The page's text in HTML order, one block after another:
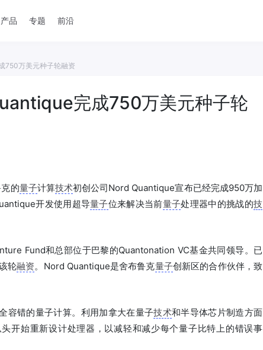
产品 专题 前沿
750万美元种子轮融资
完成750万美元种子轮
的量子计算技术初创公司Nord Quantique宣布已经完成950万加
开发使用超导量子位来解决当前量子处理器中的挑战的技
Fund和总部位于巴黎的Quantonation VC基金共同领导。已
轮融资。Nord Quantique是舍布鲁克量子创新区的合作伙伴，致
容错的量子计算。利用加拿大在量子技术和半导体芯片制造方面
开始重新设计处理器，以减轻和减少每个量子比特上的错误事